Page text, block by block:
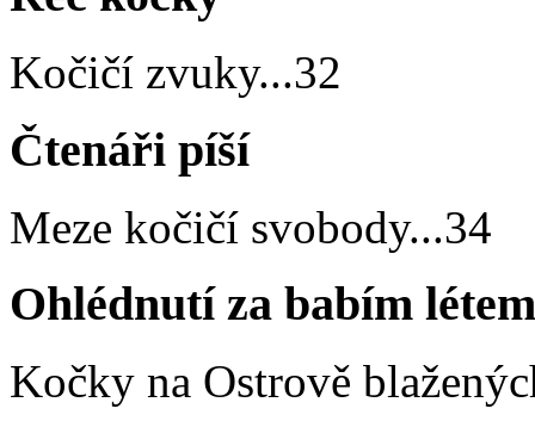
Kočičí zvuky...32
Čtenáři píší
Meze kočičí svobody...34
Ohlédnutí za babím létem
Kočky na Ostrově